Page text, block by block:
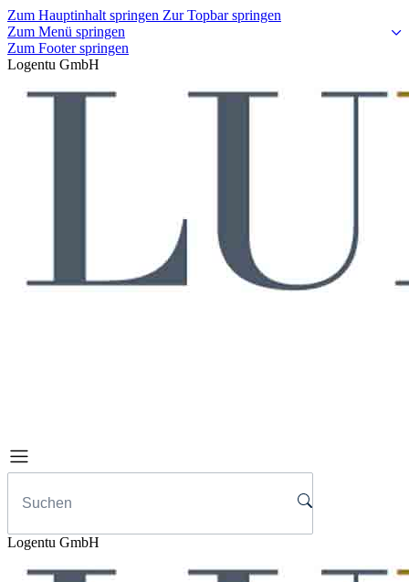
Zum Hauptinhalt springen Zur Topbar springen
Zum Menü springen
Zum Footer springen
Logentu GmbH
Logentu GmbH